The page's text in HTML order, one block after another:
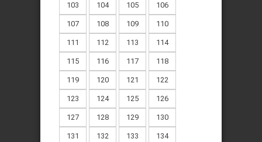
103 104 105 106
107 108 109 110
111 112 113 114
115 116 117 118
119 120 121 122
123 124 125 126
127 128 129 130
131 132 133 134